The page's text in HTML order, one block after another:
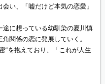
い、「嘘だけど本気の恋愛」
に想っている幼馴染の夏川慎
関係の恋に発展していく。
”を抱えており、「これが人生